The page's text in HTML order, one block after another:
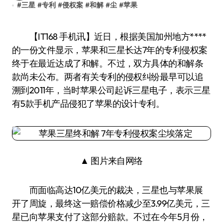
#三星 #专利 #侵权案 #和解 #尘 #苹果
【IT168 手机讯】近日，根据美国加州地方****
的一份文件显示，苹果和三星长达7年的专利侵权案
终于在最近达成了和解。不过，双方具体的和解条
款尚未公布。两者有关专利的侵权纠纷最早可以追
溯到2011年，当时苹果公司起诉三星电子，表示三星
有5款手机产品侵犯了苹果的设计专利。
▲ 图片来自网络
而面临高达10亿美元的裁决，三星也与苹果展
开了周旋，最终这一赔偿价格减少至3.99亿美元，三
星已向苹果支付了这部分赔款。不过在今年5月份，